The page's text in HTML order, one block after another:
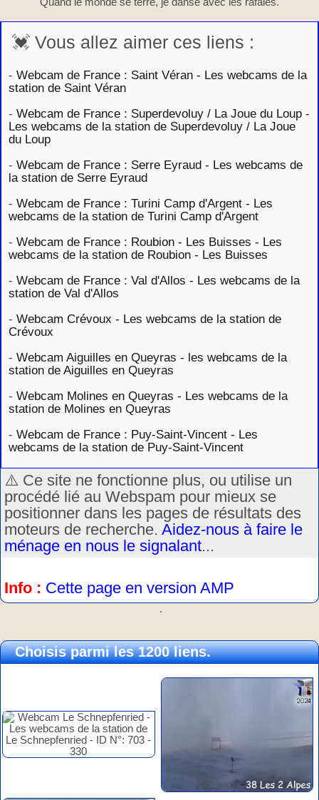
💓 Vous allez aimer ces liens :
- Webcam de France : Saint Véran - Les webcams de la
station de Saint Véran
- Webcam de France : Superdevoluy / La Joue du Loup -
Les webcams de la station de Superdevoluy / La Joue
du Loup
- Webcam de France : Serre Eyraud - Les webcams de
la station de Serre Eyraud
- Webcam de France : Turini Camp d'Argent - Les
webcams de la station de Turini Camp d'Argent
- Webcam de France : Roubion - Les Buisses - Les
webcams de la station de Roubion - Les Buisses
- Webcam de France : Val d'Allos - Les webcams de la
station de Val d'Allos
- Webcam Crévoux - Les webcams de la station de
Crévoux
- Webcam Aiguilles en Queyras - les webcams de la
station de Aiguilles en Queyras
- Webcam Molines en Queyras - Les webcams de la
station de Molines en Queyras
- Webcam de France : Puy-Saint-Vincent - Les
webcams de la station de Puy-Saint-Vincent
⚠️ Ce site ne fonctionne plus, ou utilise un
procédé lié au Webspam pour mieux se
positionner dans les pages de résultats des
moteurs de recherche. Aidez-nous à faire le
ménage en nous le signalant...
Info : Cette page en version AMP
.
Choisis parmi les 1200 liens.